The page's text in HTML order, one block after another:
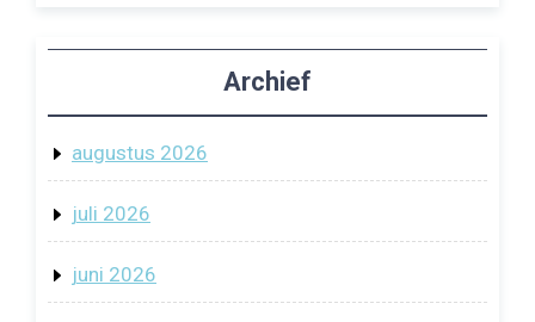
Archief
augustus 2026
juli 2026
juni 2026